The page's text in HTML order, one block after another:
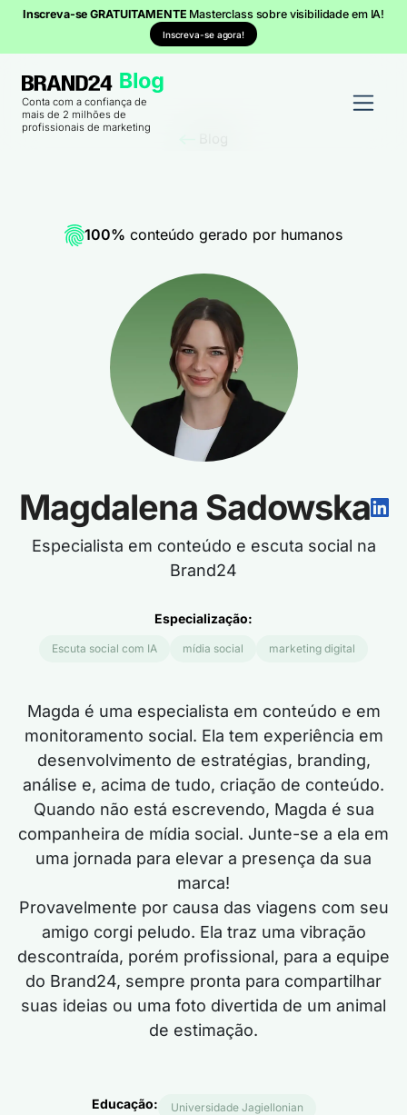
Inscreva-se GRATUITAMENTE Masterclass sobre visibilidade em IA!
Inscreva-se agora!
Conta com a confiança de
mais de 2 milhões de
profissionais de marketing
100% conteúdo gerado por humanos
Magdalena Sadowska
Especialista em conteúdo e escuta social na
Brand24
Especialização:
Escuta social com IA mídia social marketing digital
Magda é uma especialista em conteúdo e em
monitoramento social. Ela tem experiência em
desenvolvimento de estratégias, branding,
análise e, acima de tudo, criação de conteúdo.
Quando não está escrevendo, Magda é sua
companheira de mídia social. Junte-se a ela em
uma jornada para elevar a presença da sua
marca!
Provavelmente por causa das viagens com seu
amigo corgi peludo. Ela traz uma vibração
descontraída, porém profissional, para a equipe
do Brand24, sempre pronta para compartilhar
suas ideias ou uma foto divertida de um animal
de estimação.
Educação: Universidade Jagiellonian